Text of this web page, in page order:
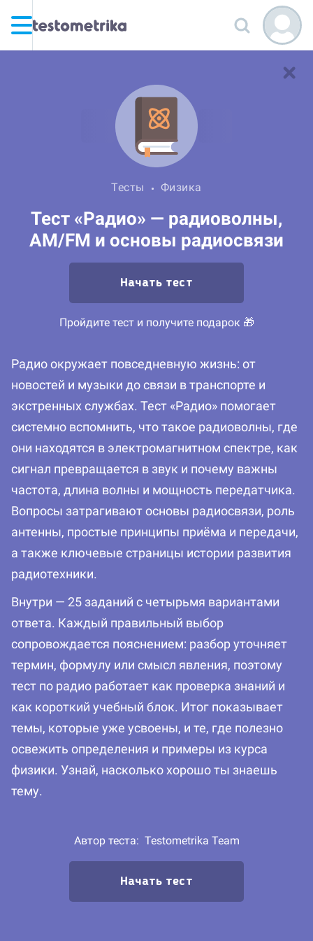
Тесты Физика
Тест «Радио» — радиоволны,
AM/FM и основы радиосвязи
Начать тест
Пройдите тест и получите подарок 🎁
Радио окружает повседневную жизнь: от
новостей и музыки до связи в транспорте и
экстренных службах. Тест «Радио» помогает
системно вспомнить, что такое радиоволны, где
они находятся в электромагнитном спектре, как
сигнал превращается в звук и почему важны
частота, длина волны и мощность передатчика.
Вопросы затрагивают основы радиосвязи, роль
антенны, простые принципы приёма и передачи,
а также ключевые страницы истории развития
радиотехники.
Внутри — 25 заданий с четырьмя вариантами
ответа. Каждый правильный выбор
сопровождается пояснением: разбор уточняет
термин, формулу или смысл явления, поэтому
тест по радио работает как проверка знаний и
как короткий учебный блок. Итог показывает
темы, которые уже усвоены, и те, где полезно
освежить определения и примеры из курса
физики. Узнай, насколько хорошо ты знаешь
тему.
Автор теста: Testometrika Team
Начать тест